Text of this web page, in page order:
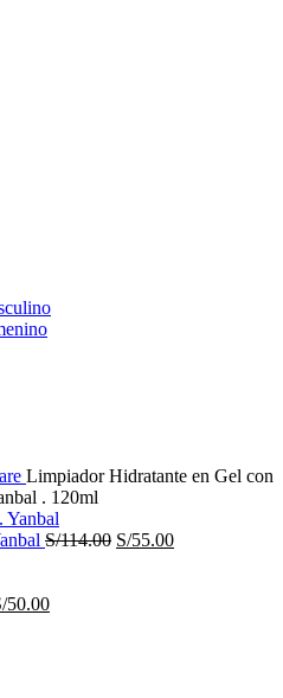
Limpiador Hidratante en Gel con
. 120ml
S/114.00 El
S/55.00El
50.00El